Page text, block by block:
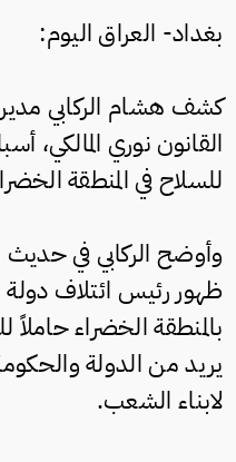
بغداد- العراق اليوم:
كشف هشام الركابي
القانون نوري المالكي،
للسلاح في المنطقة
وأوضح الركابي في
ظهور رئيس ائتلاف دولة
بالمنطقة الخضراء حاملاً
يريد من الدولة
لابناء الشعب.